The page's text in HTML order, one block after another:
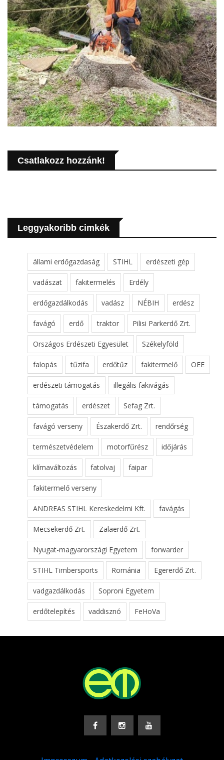
Csatlakozz hozzánk!
Leggyakoribb cimkék
állami erdőgazdaság STIHL erdészeti gép
vadászat fakitermelés Erdély
erdőgazdálkodás vadász NÉBIH erdész
favágó erdő traktor Pilisi Parkerdő Zrt.
Országos Erdészeti Egyesület Székelyföld
falopás tűzifa erdőtűz fakitermelő OEE
erdészeti támogatás illegális fakivágás
támogatás erdészet Sefag Zrt.
favágó verseny Északerdő Zrt. rendőrség
természetvédelem motorfűrész időjárás
klímaváltozás fatolvaj faipar
fakitermelő verseny
ANDREAS STIHL Kereskedelmi Kft. favágás
Mecsekerdő Zrt. Zalaerdő Zrt.
Nyugat-magyarországi Egyetem forwarder
STIHL Timbersports Románia Egererdő Zrt.
vadgazdálkodás Soproni Egyetem
erdőtelepítés vaddisznó FeHoVa